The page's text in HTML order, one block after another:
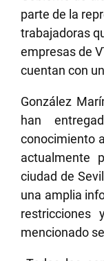
parte de la
trabajadoras
empresas de
cuentan con
González
han
conocimiento
actualmente
ciudad de
una amplia
restricciones
mencionado